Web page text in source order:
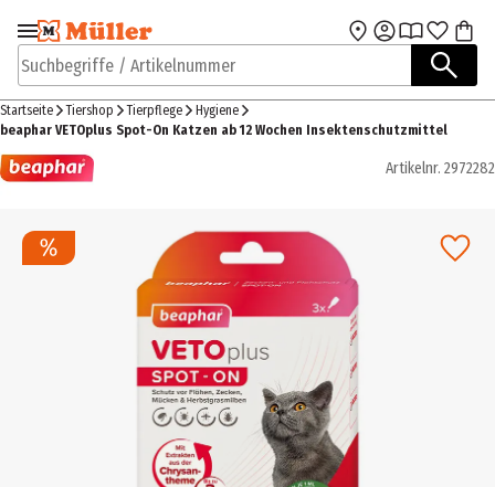
Zur Navigation
springen
Zum Hauptinhalt
Suchbegriffe / Artikelnummer
Startseite Tiershop Tierpflege
Hygiene
beaphar VETOplus Spot-On Katzen ab 12 Wochen Insektenschutzmittel
Artikelnr. 2972282